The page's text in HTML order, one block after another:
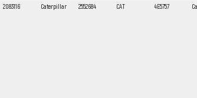
2083116 Caterpillar 2552684 CAT 4E5757